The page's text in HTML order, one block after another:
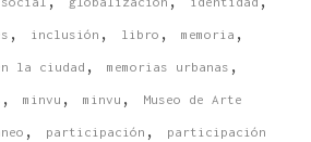
, inclusión , libro , memoria ,
la ciudad , memorias urbanas ,
, minvu , minvu , Museo de Arte
, participación , participación